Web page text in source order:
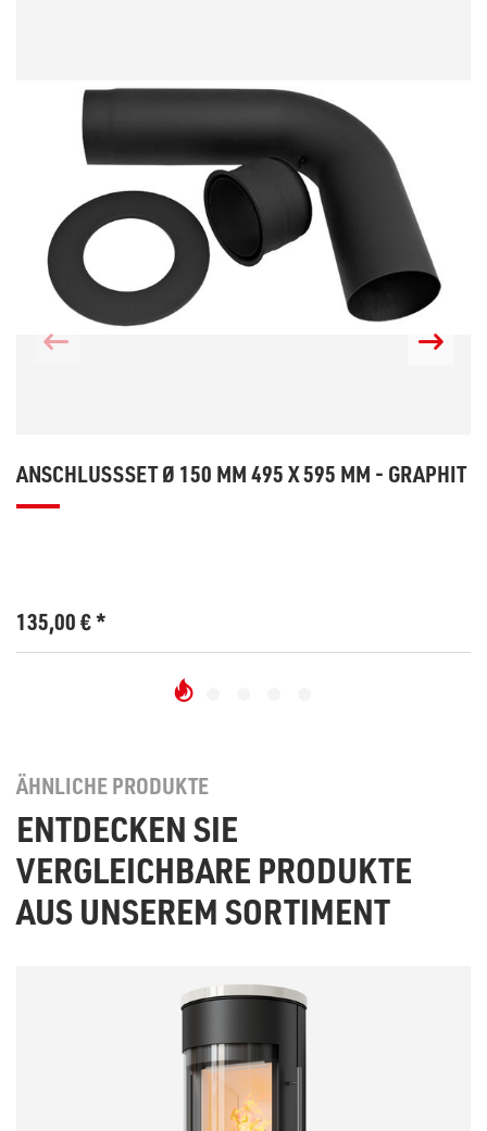
ANSCHLUSSSET Ø 150 MM 495 X 595 MM - GRAPHIT
135,00€*
ÄHNLICHE PRODUKTE
ENTDECKEN SIE
VERGLEICHBARE PRODUKTE
AUS UNSEREM SORTIMENT